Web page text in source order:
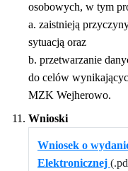
osobowych, w tym
a. zaistnieją
sytuacją oraz
b. przetwarzanie
do celów
MZK Wejherowo.
Wnioski
Wniosek o
Elektronicznej